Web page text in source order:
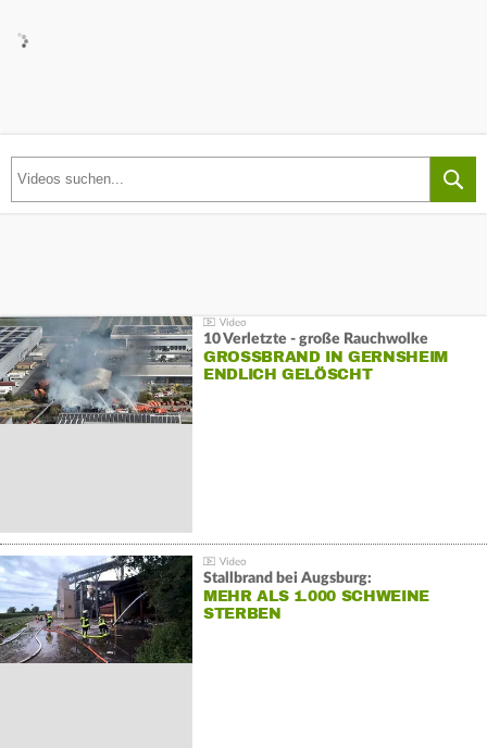
10 Verletzte - große Rauchwolke
GROSSBRAND IN GERNSHEIM E
NDLICH GELÖSCHT
Stallbrand bei Augsburg:
MEHR ALS 1.000 SCHWEINE
STERBEN